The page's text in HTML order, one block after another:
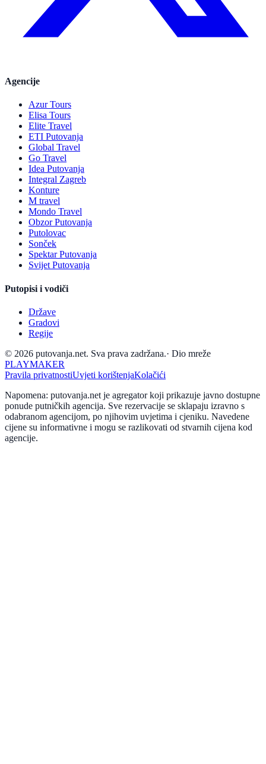
Agencije
Azur Tours
Elisa Tours
Elite Travel
ETI Putovanja
Global Travel
Go Travel
Idea Putovanja
Integral Zagreb
Konture
M travel
Mondo Travel
Obzor Putovanja
Putolovac
Sonček
Spektar Putovanja
Svijet Putovanja
Putopisi i vodiči
Države
Gradovi
Regije
© 2026 putovanja.net. Sva prava zadržana.· Dio mreže
PLAYMAKER
Pravila privatnostiUvjeti korištenjaKolačići
Napomena: putovanja.net je agregator koji prikazuje javno dostupne
ponude putničkih agencija. Sve rezervacije se sklapaju izravno s
odabranom agencijom, po njihovim uvjetima i cjeniku. Navedene
cijene su informativne i mogu se razlikovati od stvarnih cijena kod
agencije.